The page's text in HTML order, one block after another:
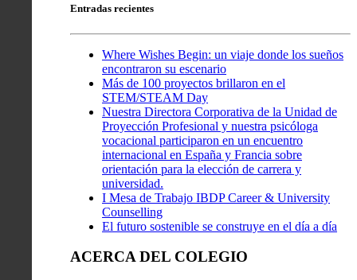
Entradas recientes
Where Wishes Begin: un viaje donde los sueños
encontraron su escenario
Más de 100 proyectos brillaron en el
STEM/STEAM Day
Nuestra Directora Corporativa de la Unidad de
Proyección Profesional y nuestra psicóloga
vocacional participaron en un encuentro
internacional en España y Francia sobre
orientación para la elección de carrera y
universidad.
I Mesa de Trabajo IBDP Career & University
Counselling
El futuro sostenible se construye en el día a día
ACERCA DEL COLEGIO